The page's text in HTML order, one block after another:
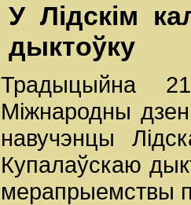
У Лідскім
дыктоўку
Традыцыйна
Міжнародны
навучэнцы
Купалаўскаю
мерапрыемствы